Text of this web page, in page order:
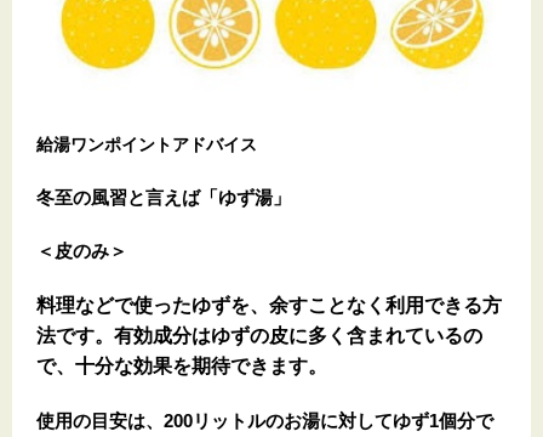
給湯ワンポイントアドバイス
冬至の風習と言えば「ゆず湯」
＜皮のみ＞
料理などで使ったゆずを、余すことなく利用できる方
法です。有効成分はゆずの皮に多く含まれているの
で、十分な効果を期待できます。
使用の目安は、200リットルのお湯に対してゆず1個分で